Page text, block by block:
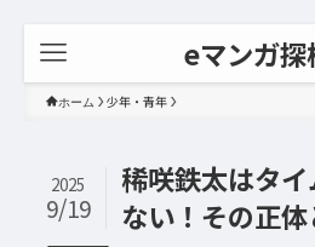
eマンガ探
ホーム 少年・青年
稀咲鉄太はタ
ない！その正
2025
9/19